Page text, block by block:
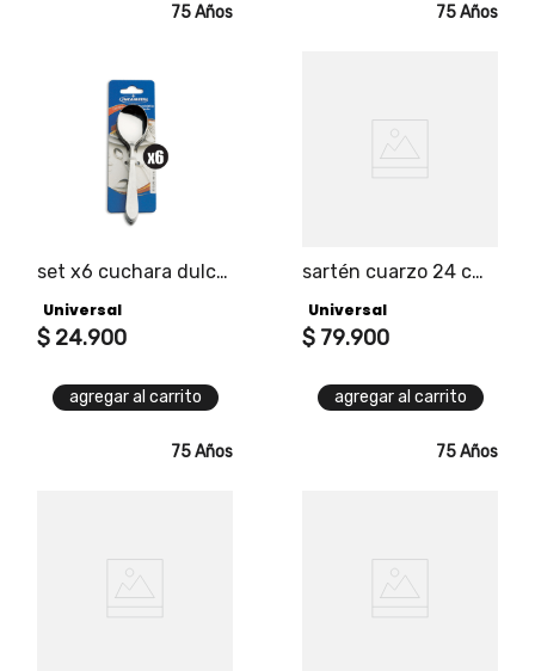
75 Años
set x6 cuchara dulce
Universal
$ 24.900
agregar al carrito
75 Años
sartén cuarzo 24 cm
Universal
$ 79.900
agregar al carrito
75 Años 75 Años